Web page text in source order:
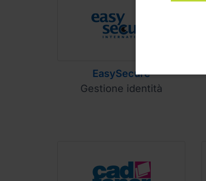
EasySecure
Gestione identità